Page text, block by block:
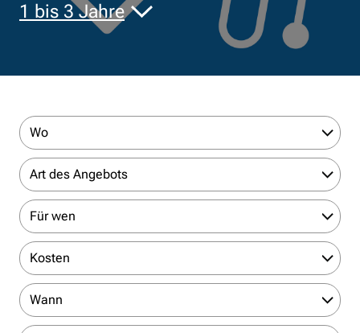
1 bis 3 Jahre
Wo
Art des Angebots
Für wen
Kosten
Wann